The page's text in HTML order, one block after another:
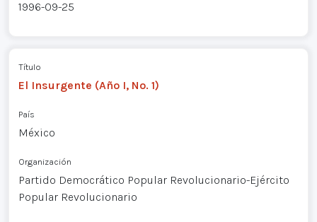
1996-09-25
Título
El Insurgente (Año I, No. 1)
País
México
Organización
Partido Democrático Popular Revolucionario-Ejército
Popular Revolucionario